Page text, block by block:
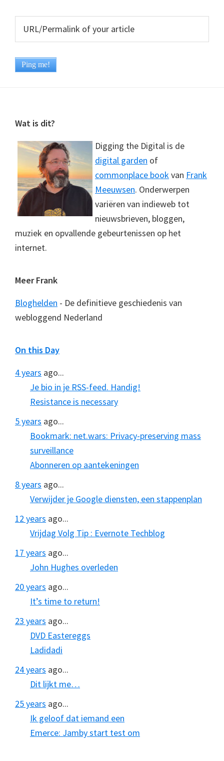
Footer
Wat is dit?
Digging the Digital is de
digital garden of
commonplace bookvan Frank
Meeuwsen. Onderwerpen
variëren van indieweb tot
nieuwsbrieven, bloggen,
muziek en opvallende gebeurtenissen op het
internet.
Meer Frank
Bloghelden - De definitieve geschiedenis van
webloggend Nederland
On this Day
4 years ago...
Je bio in je RSS-feed. Handig!
Resistance is necessary
5 years ago...
Bookmark: net.wars: Privacy-preserving mass
surveillance
Abonneren op aantekeningen
8 years ago...
Verwijder je Google diensten, een stappenplan
12 years ago...
Vrijdag Volg Tip : Evernote Techblog
17 years ago...
John Hughes overleden
20 years ago...
It’s time to return!
23 years ago...
DVD Eastereggs
Ladidadi
24 years ago...
Dit lijkt me…
25 years ago...
Ik geloof dat iemand een
Emerce: Jamby start test om